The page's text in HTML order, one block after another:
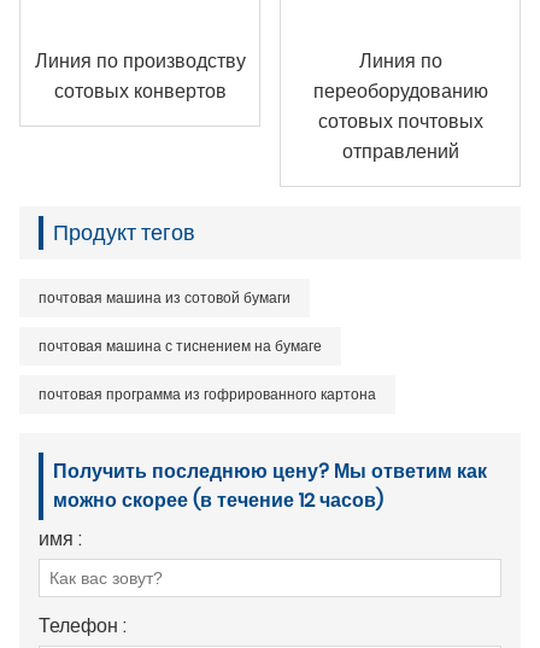
Линия по производству
сотовых конвертов
Линия по
переоборудованию
сотовых почтовых
отправлений
Продукт тегов
почтовая машина из сотовой бумаги
почтовая машина с тиснением на бумаге
почтовая программа из гофрированного картона
Получить последнюю цену? Мы ответим как
можно скорее (в течение 12 часов)
имя :
Телефон :